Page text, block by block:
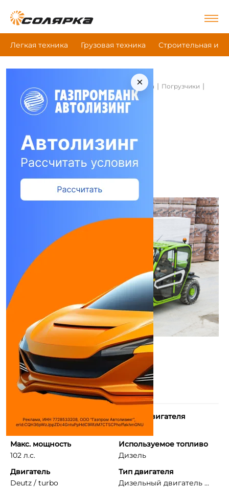
Легкая техника Грузовая техника Строительная и
×
Главная Строительная и дорожная техника | Погрузчики |
Merlo P 32.6 L
Погрузчики Merlo P 32.6 L
Количество цилиндров
Объем двигателя
4800 см³
Макс. мощность
102 л.с.
Используемое топливо
Дизель
Двигатель
Deutz / turbo
Тип двигателя
Дизельный двигатель ...